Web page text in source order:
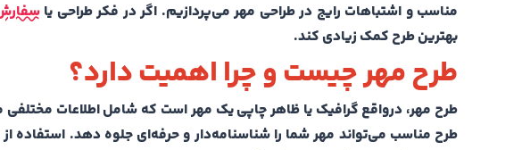
مناسب و اشتباهات رایج در طراحی مهر می‌پردازیم. اگر در فکر طراحی یا
بهترین طرح کمک زیادی کند.
طرح مهر چیست و چرا اهمیت دارد؟
طرح مهر، درواقع گرافیک یا ظاهر چاپی یک مهر است که شامل اطلاعات
طرح مناسب می‌تواند مهر شما را شناسنامه‌دار و حرفه‌ای جلوه دهد. استفاده